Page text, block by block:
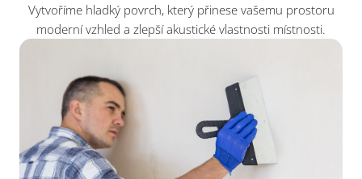
Vytvoříme hladký povrch, který přinese vašemu prostoru
moderní vzhled a zlepší akustické vlastnosti místnosti.